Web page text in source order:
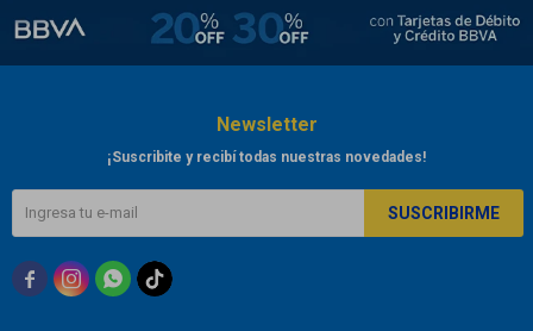
Newsletter
¡Suscribite y recibí todas nuestras novedades!
SUSCRIBIRME
  